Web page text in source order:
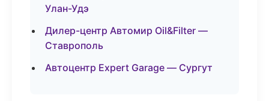
Улан-Удэ
Дилер-центр Автомир Oil&Filter —
Ставрополь
Автоцентр Expert Garage — Сургут